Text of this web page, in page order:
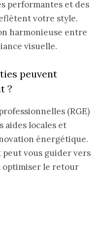
performantes et des
votre style.
harmonieuse entre
visuelle.
peuvent
?
(RGE)
aides locales et
énergétique.
vous guider vers
optimiser le retour